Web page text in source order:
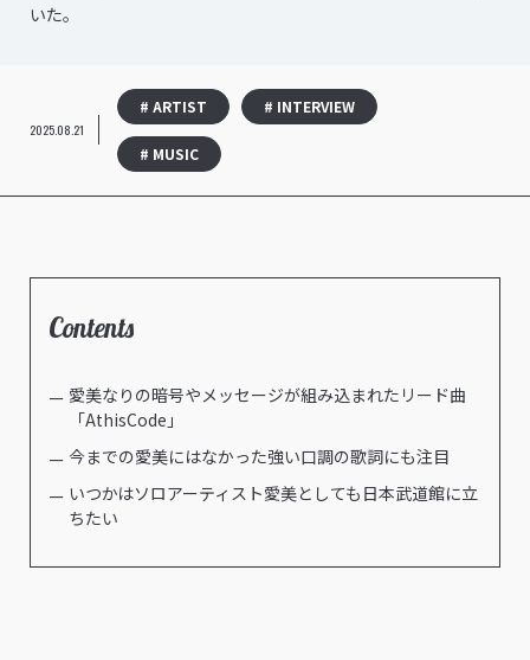
いた。
2025.08.21
# ARTIST # INTERVIEW
# MUSIC
Contents
愛美なりの暗号やメッセージが組み込まれたリード曲
「AthisCode」
今までの愛美にはなかった強い口調の歌詞にも注目
いつかはソロアーティスト愛美としても日本武道館に立
ちたい